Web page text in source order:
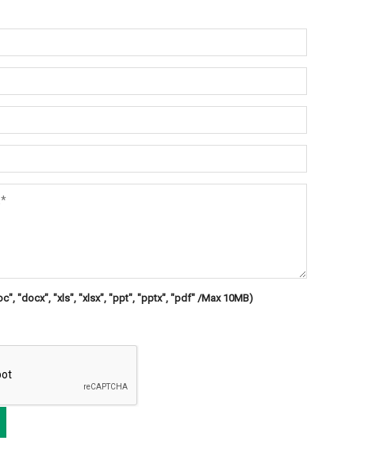
"docx", "xls", "xlsx", "ppt", "pptx", "pdf" /Max 10MB)